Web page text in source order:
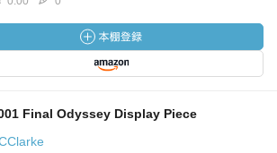
Final Odyssey Display Piece